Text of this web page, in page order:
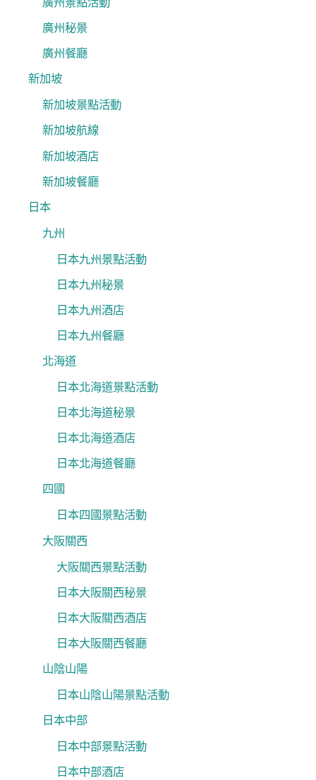
廣州秘景
廣州餐廳
新加坡
新加坡景點活動
新加坡航線
新加坡酒店
新加坡餐廳
日本
九州
日本九州景點活動
日本九州秘景
日本九州酒店
日本九州餐廳
北海道
日本北海道景點活動
日本北海道秘景
日本北海道酒店
日本北海道餐廳
四國
日本四國景點活動
大阪關西
大阪關西景點活動
日本大阪關西秘景
日本大阪關西酒店
日本大阪關西餐廳
山陰山陽
日本山陰山陽景點活動
日本中部
日本中部景點活動
日本中部酒店